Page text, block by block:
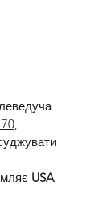
,
USA